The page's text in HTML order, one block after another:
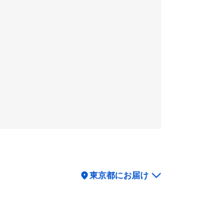
location_on東京都にお届け